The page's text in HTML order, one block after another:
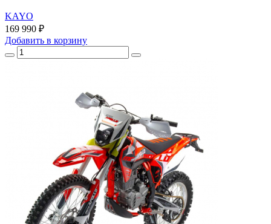
KAYO
169 990 ₽
Добавить в корзину